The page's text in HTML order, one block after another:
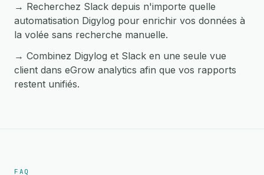
→ Recherchez Slack depuis n'importe quelle
automatisation Digylog pour enrichir vos données à
la volée sans recherche manuelle.
→ Combinez Digylog et Slack en une seule vue
client dans eGrow analytics afin que vos rapports
restent unifiés.
FAQ